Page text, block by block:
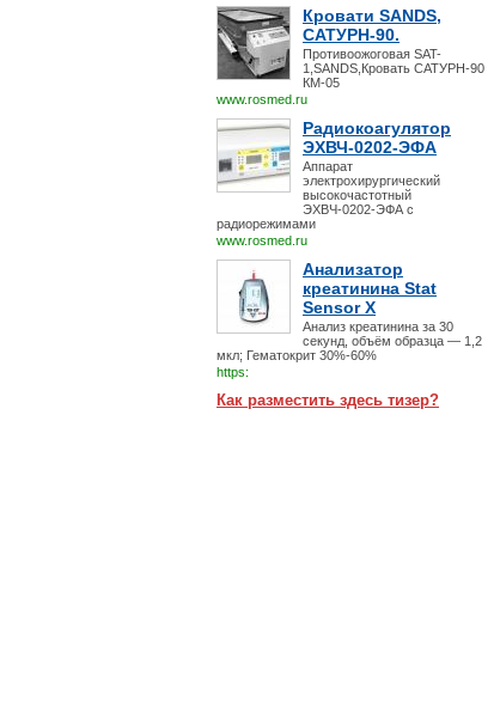
Кровати SANDS,
САТУРН-90.
Противоожоговая SAT-
1,SANDS,Кровать САТУРН-90
КМ-05
www.rosmed.ru
Радиокоагулятор
ЭХВЧ-0202-ЭФА
Аппарат
электрохирургический
высокочастотный
ЭХВЧ-0202-ЭФА с
радиорежимами
www.rosmed.ru
Анализатор
креатинина Stat
Sensor X
Анализ креатинина за 30
секунд, объём образца — 1,2
мкл; Гематокрит 30%-60%
https:
Как разместить здесь тизер?